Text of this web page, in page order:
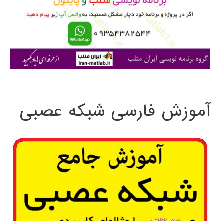
ی
آموزش فارسی شبکه عصبی